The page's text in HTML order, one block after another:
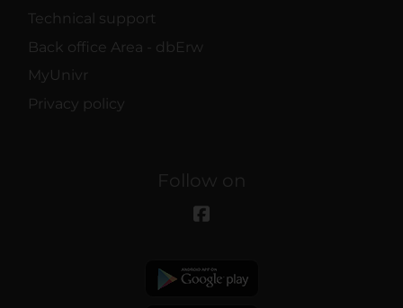
Technical support
Back office Area - dbErw
MyUnivr
Privacy policy
Follow on